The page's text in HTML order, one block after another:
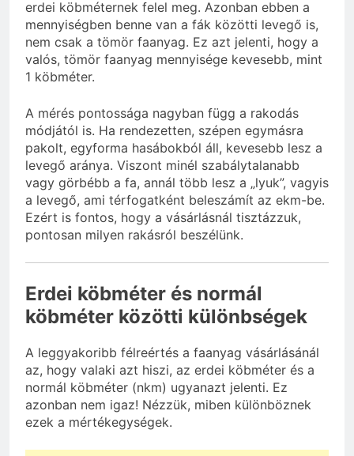
erdei köbméternek felel meg. Azonban ebben a
mennyiségben benne van a fák közötti levegő is,
nem csak a tömör faanyag. Ez azt jelenti, hogy a
valós, tömör faanyag mennyisége kevesebb, mint
1 köbméter.
A mérés pontossága nagyban függ a rakodás
módjától is. Ha rendezetten, szépen egymásra
pakolt, egyforma hasábokból áll, kevesebb lesz a
levegő aránya. Viszont minél szabálytalanabb
vagy görbébb a fa, annál több lesz a „lyuk”, vagyis
a levegő, ami térfogatként beleszámít az ekm-be.
Ezért is fontos, hogy a vásárlásnál tisztázzuk,
pontosan milyen rakásról beszélünk.
Erdei köbméter és normál
köbméter közötti különbségek
A leggyakoribb félreértés a faanyag vásárlásánál
az, hogy valaki azt hiszi, az erdei köbméter és a
normál köbméter (nkm) ugyanazt jelenti. Ez
azonban nem igaz! Nézzük, miben különböznek
ezek a mértékegységek.